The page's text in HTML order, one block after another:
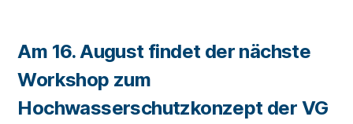
Am 16. August findet der nächste
Workshop zum
Hochwasserschutzkonzept der VG